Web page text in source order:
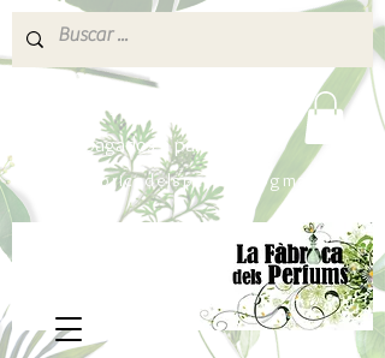
640 377 187
Portes pagados a partir de 80€
lafabricadelsperfums@gmail.com